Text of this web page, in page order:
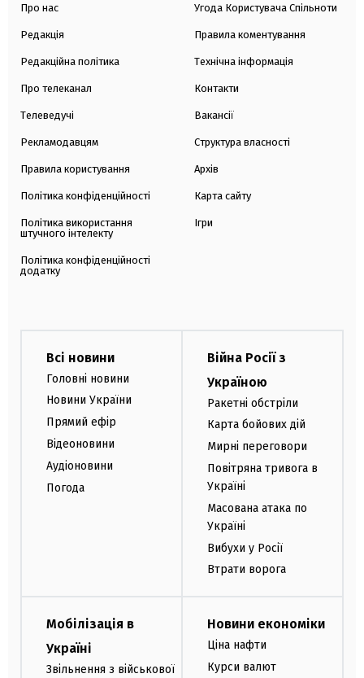
Про нас
Редакція
Редакційна політика
Про телеканал
Телеведучі
Рекламодавцям
Правила користування
Політика конфіденційності
Політика використання
штучного інтелекту
Політика конфіденційності
додатку
Угода Користувача Спільноти
Правила коментування
Технічна інформація
Контакти
Вакансії
Структура власності
Архів
Карта сайту
Ігри
Всі новини
Головні новини
Новини України
Прямий ефір
Відеоновини
Аудіоновини
Погода
Війна Росії з
Україною
Ракетні обстріли
Карта бойових дій
Мирні переговори
Повітряна тривога в
Україні
Масована атака по
Україні
Вибухи у Росії
Втрати ворога
Мобілізація в
Україні
Звільнення з військової
Новини економіки
Ціна нафти
Курси валют